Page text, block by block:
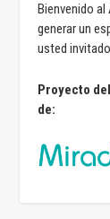
Bienvenido al
generar un
usted
Proyecto
de: